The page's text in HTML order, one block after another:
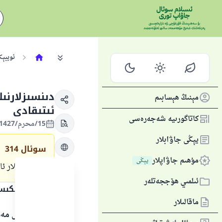
مېنىڭ ھېسابىم
كاتاگورىيە شەجەرەسى
يېڭى جاۋابلار
مۇھىم جاۋاپلار يېڭى
ئىلمىي ھۆججەتلەر
ماقالىلار
ئىتىقادى
15/محرم/1427 , 14/فېۋرال/2006
سوئال 314
جاۋاپنىڭ
بارلىق گۈزەل